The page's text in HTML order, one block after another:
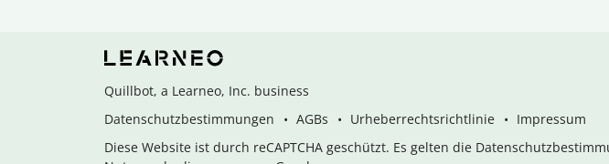
Quillbot, a Learneo, Inc. business
Datenschutzbestimmungen
AGBs Urheberrechtsrichtlinie
Impressum
Diese Website ist durch reCAPTCHA geschützt. Es gelten die